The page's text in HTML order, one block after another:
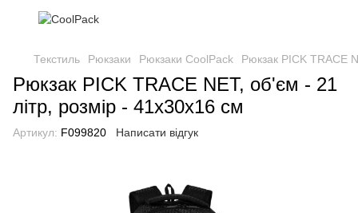
Текстиль Рюкзаки Рюкзаки CoolPack Рюкзак PICK TRACE
Рюкзак PICK TRACE NET, об'єм - 21
літр, розмір - 41х30х16 см
Артикул: F099820 Написати відгук